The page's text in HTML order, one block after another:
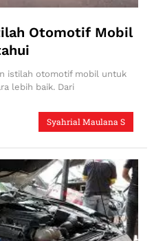
Otomotif Mobil
Syahrial Maulana S
istilah otomotif mobil untuk
lebih baik. Dari